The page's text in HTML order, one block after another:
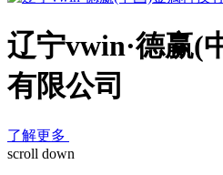
辽宁vwin·德赢(
有限公司
了解更多
scroll down